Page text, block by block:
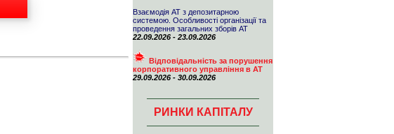
Взаємодія АТ з депозитарною
системою. Особливості організації та
проведення загальних зборів АТ
22.09.2026 - 23.09.2026
Відповідальність за порушення
корпоративного управління в АТ
29.09.2026 - 30.09.2026
РИНКИ КАПІТАЛУ